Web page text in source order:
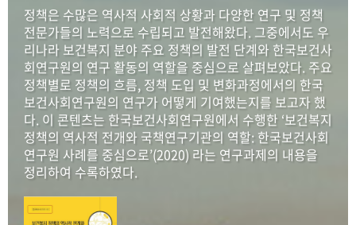
정책과 연구 키워드로 보는 연구 역사
연구자들
간행물 변천사
기록물 아카이브
사진 아카이브 문서 기록물 행정박물 영상 기록물
50+1주년 기념
성과 50선 숫자로 보는 50년
세계와 함께 한 KIHASA
정책은 수많은 역사적 사회적 상황과 다양한 연구 및 정책
전문가들의 노력으로 수립되고 발전해왔다. 그중에서도 우
리나라 보건복지 분야 주요 정책의 발전 단계와 한국보건사
회연구원의 연구 활동의 역할을 중심으로 살펴보았다. 주요
정책별로 정책의 흐름, 정책 도입 및 변화과정에서의 한국
보건사회연구원의 연구가 어떻게 기여했는지를 보고자 했
다. 이 콘텐츠는 한국보건사회연구원에서 수행한 ‘보건복지
정책의 역사적 전개와 국책연구기관의 역할: 한국보건사회
연구원 사례를 중심으로’(2020) 라는 연구과제의 내용을
정리하여 수록하였다.